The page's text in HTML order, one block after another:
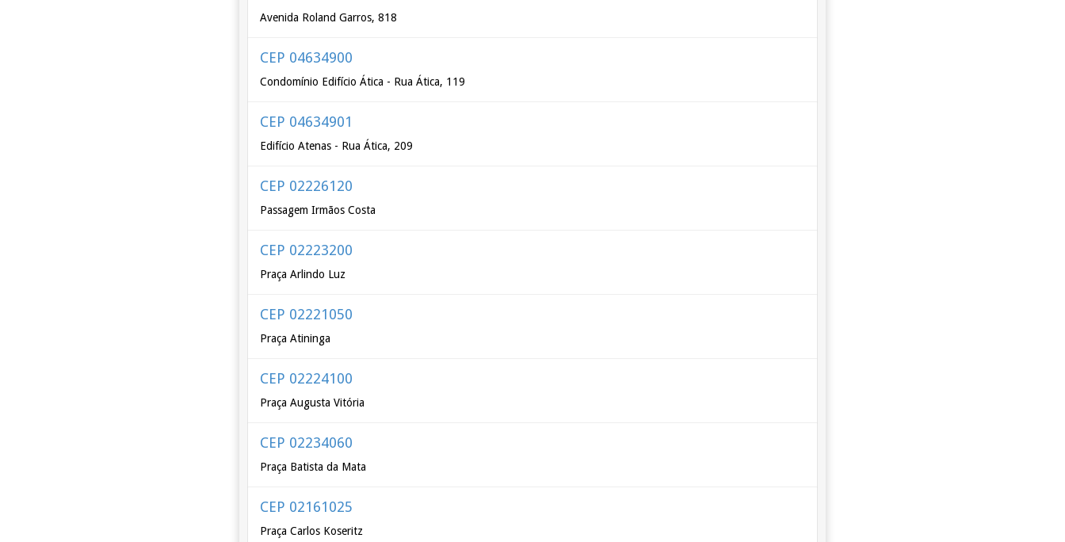
Avenida Roland Garros, 818
CEP 04634900
Condomínio Edifício Ática - Rua Ática, 119
CEP 04634901
Edifício Atenas - Rua Ática, 209
CEP 02226120
Passagem Irmãos Costa
CEP 02223200
Praça Arlindo Luz
CEP 02221050
Praça Atininga
CEP 02224100
Praça Augusta Vitória
CEP 02234060
Praça Batista da Mata
CEP 02161025
Praça Carlos Koseritz